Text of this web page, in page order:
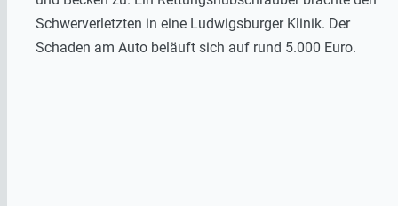
Schwerverletzten in eine Ludwigsburger Klinik. Der
Schaden am Auto beläuft sich auf rund 5.000 Euro.